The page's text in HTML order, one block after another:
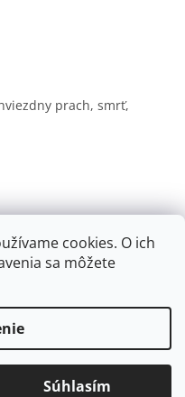
cookies. O ich
sa môžete
Súhlasím
prach, smrť,
. Všetky práva
cookies